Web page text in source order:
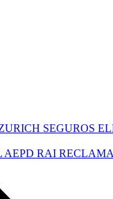
SEGUROS
AEPD RAI